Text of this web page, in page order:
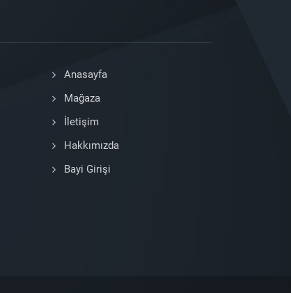
Anasayfa
Mağaza
İletişim
Hakkımızda
Bayi Girişi